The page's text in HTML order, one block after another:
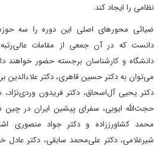
نظامی را ایجاد کند.
ضیائی محورهای اصلی این دوره را سه
دانست که در آن جمعی از مقامات
دانشگاه و کارشناسان برجسته حضور خواهند
می‌توان به دکتر حسین قاهری، دکتر علاءالدین
دکتر یحیی آل‌اسحاق، دکتر فریدون
حجت‌الله ایوبی، سفرای پیشین ایران در
محمد کشاورززاده و دکتر جواد منصوری
شیرغلامی، دکتر علی‌محمد سابقی، دکتر عادل